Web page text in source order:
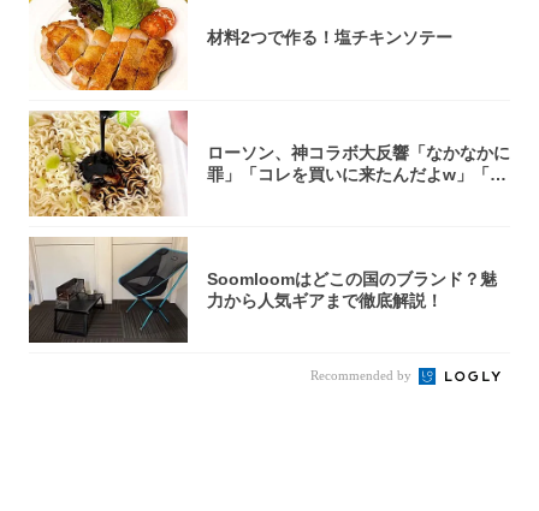
材料2つで作る！塩チキンソテー
ローソン、神コラボ大反響「なかなかに
罪」「コレを買いに来たんだよw」「３
Soomloomはどこの国のブランド？魅
力から人気ギアまで徹底解説！
Recommended by